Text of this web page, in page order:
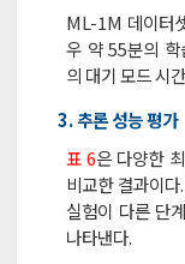
ML-1M 데이터
우 약 55분의
의 대기 모드 시
3. 추론 성능 평가
표 6은 다양한
비교한 결과이다
실험이 다른 단
나타낸다.